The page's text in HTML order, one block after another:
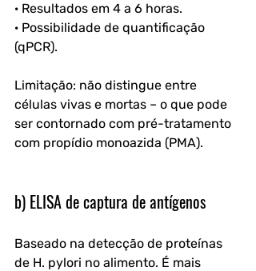
· Resultados em 4 a 6 horas.
· Possibilidade de quantificação
(qPCR).
Limitação: não distingue entre
células vivas e mortas – o que pode
ser contornado com pré-tratamento
com propídio monoazida (PMA).
b) ELISA de captura de antígenos
Baseado na detecção de proteínas
de H. pylori no alimento. É mais